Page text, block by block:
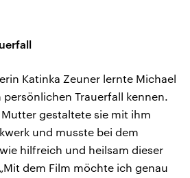
Katinka Zeuner lernte Michael
persönlichen Trauerfall kennen.
gestaltete sie mit ihm
und musste bei dem
hilfreich und heilsam dieser
dem Film möchte ich genau